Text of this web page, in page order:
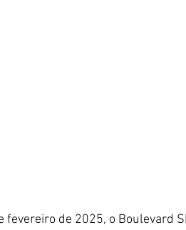
fevereiro de 2025, o Boulevard